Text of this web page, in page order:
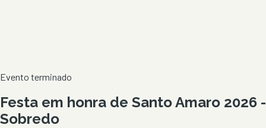
Evento terminado
Festa em honra de Santo Amaro 2026 -
Sobredo